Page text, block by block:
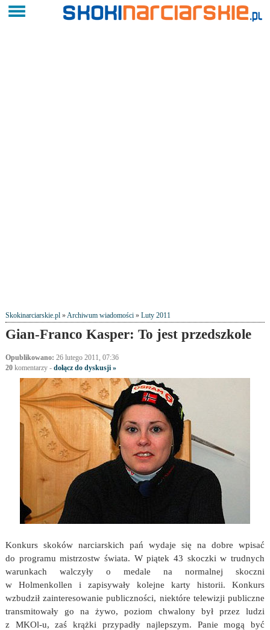
Skokinarciarskie.pl»Archiwum wiadomości» Luty 2011
Gian-Franco Kasper: To jest przedszkole
Opublikowano: 26 lutego 2011, 07:36
20komentarzy- dołącz do dyskusji »
Konkurs skoków narciarskich pań wydaje się na dobre wpisać
do programu mistrzostw świata. W piątek 43 skoczki w trudnych
warunkach walczyły o medale na normalnej skoczni
w Holmenkollen i zapisywały kolejne karty historii. Konkurs
wzbudził zainteresowanie publiczności, niektóre telewizji publiczne
transmitowały go na żywo, poziom chwalony był przez ludzi
z MKOl-u, zaś krążki przypadły najlepszym. Panie mogą być